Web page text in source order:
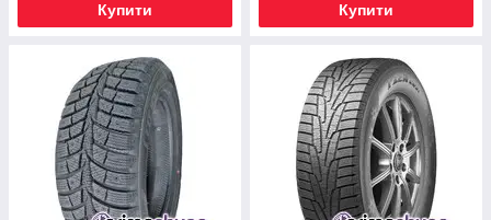
Купити Купити